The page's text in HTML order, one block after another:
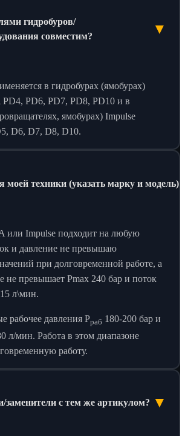
гидробуров/
совместим?
▼
в гидробурах (ямобурах)
PD6, PD7, PD8, PD10 и в
ямобурах) Impulse
D6, D7, D8, D10.
моей техники (указать марку и модель)?
или Impulse подходит на любую
и давление не превышаю
при долговременной работе, а
не превышает Pmax 240 бар и поток
л\мин.
рабочее давления Pраб 180-200 бар и
л/мин. Работа в этом диапазоне
работу.
заменители с тем же артикулом? ▼